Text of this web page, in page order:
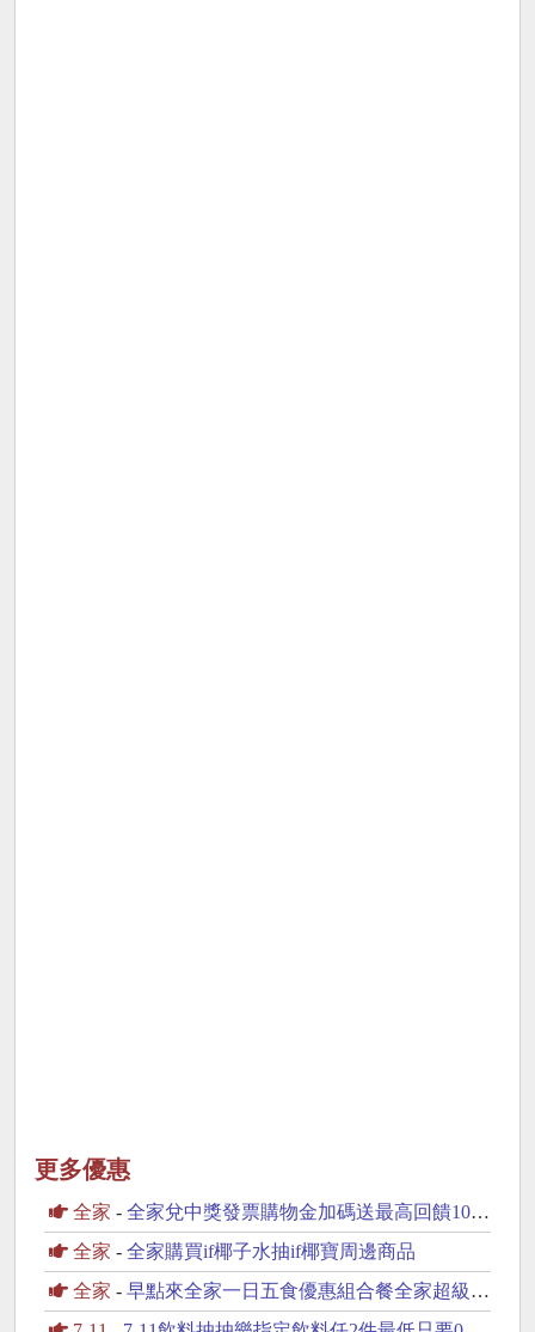
更多優惠
全家 - 全家兌中獎發票購物金加碼送最高回饋100元購物金
全家 - 全家購買if椰子水抽if椰寶周邊商品
全家 - 早點來全家一日五食優惠組合餐全家超級配抽30份鮮食